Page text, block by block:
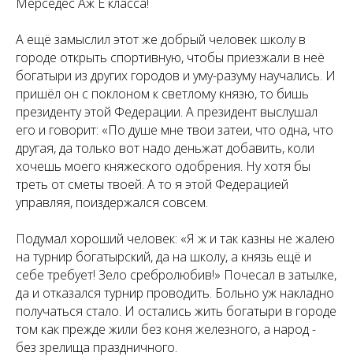
А ещё замыслил этот же добрый человек школу в
городе открыть спортивную, чтобы приезжали в неё
богатыри из других городов и уму-разуму научались. И
пришёл он с поклоном к светлому князю, то бишь
президенту этой Федерации. А президент выслушал
его и говорит: «По душе мне твои затеи, что одна, что
другая, да только вот надо деньжат добавить, коли
хочешь моего княжеского одобрения. Ну хотя бы
треть от сметы твоей. А то я этой Федерацией
управляя, поиздержался совсем.
Подумал хороший человек: «Я ж и так казны не жалею
на турнир богатырский, да на школу, а князь ещё и
себе требует! Зело сребролюбив!» Почесал в затылке,
да и отказался турнир проводить. Больно уж накладно
получаться стало. И остались жить богатыри в городе
том как прежде жили без коня железного, а народ -
без зрелища праздничного.